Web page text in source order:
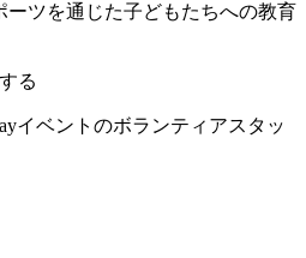
ツを通じた子どもたちへの教育
る
イベントのボランティアスタッ